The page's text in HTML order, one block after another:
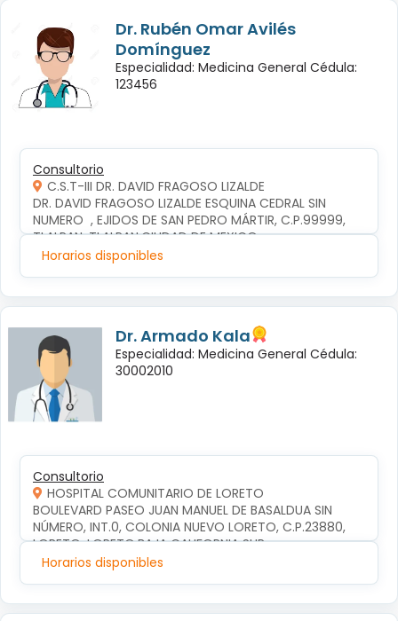
Dr. Rubén Omar Avilés
Domínguez
Especialidad: Medicina General Cédula:
123456
Consultorio
C.S.T-III DR. DAVID FRAGOSO LIZALDE
DR. DAVID FRAGOSO LIZALDE ESQUINA CEDRAL SIN
NUMERO  , EJIDOS DE SAN PEDRO MÁRTIR, C.P.99999,
TLALPAN, TLALPAN,CIUDAD DE MEXICO
Horarios disponibles
Dr. Armado Kala
Especialidad: Medicina General Cédula:
30002010
Consultorio
HOSPITAL COMUNITARIO DE LORETO
BOULEVARD PASEO JUAN MANUEL DE BASALDUA SIN
NÚMERO, INT.0, COLONIA NUEVO LORETO, C.P.23880,
LORETO, LORETO,BAJA CALIFORNIA SUR
Horarios disponibles